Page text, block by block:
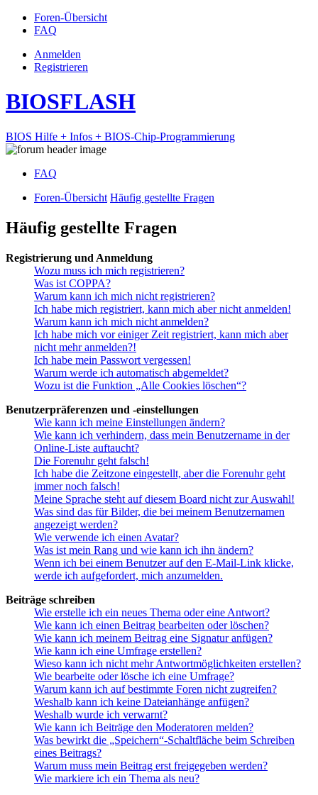
Foren-Übersicht
FAQ
Anmelden
Registrieren
BIOSFLASH
BIOS Hilfe + Infos + BIOS-Chip-Programmierung
FAQ
Foren-Übersicht Häufig gestellte Fragen
Häufig gestellte Fragen
Registrierung und Anmeldung
Wozu muss ich mich registrieren?
Was ist COPPA?
Warum kann ich mich nicht registrieren?
Ich habe mich registriert, kann mich aber nicht anmelden!
Warum kann ich mich nicht anmelden?
Ich habe mich vor einiger Zeit registriert, kann mich aber
nicht mehr anmelden?!
Ich habe mein Passwort vergessen!
Warum werde ich automatisch abgemeldet?
Wozu ist die Funktion „Alle Cookies löschen“?
Benutzerpräferenzen und -einstellungen
Wie kann ich meine Einstellungen ändern?
Wie kann ich verhindern, dass mein Benutzername in der
Online-Liste auftaucht?
Die Forenuhr geht falsch!
Ich habe die Zeitzone eingestellt, aber die Forenuhr geht
immer noch falsch!
Meine Sprache steht auf diesem Board nicht zur Auswahl!
Was sind das für Bilder, die bei meinem Benutzernamen
angezeigt werden?
Wie verwende ich einen Avatar?
Was ist mein Rang und wie kann ich ihn ändern?
Wenn ich bei einem Benutzer auf den E-Mail-Link klicke,
werde ich aufgefordert, mich anzumelden.
Beiträge schreiben
Wie erstelle ich ein neues Thema oder eine Antwort?
Wie kann ich einen Beitrag bearbeiten oder löschen?
Wie kann ich meinem Beitrag eine Signatur anfügen?
Wie kann ich eine Umfrage erstellen?
Wieso kann ich nicht mehr Antwortmöglichkeiten erstellen?
Wie bearbeite oder lösche ich eine Umfrage?
Warum kann ich auf bestimmte Foren nicht zugreifen?
Weshalb kann ich keine Dateianhänge anfügen?
Weshalb wurde ich verwarnt?
Wie kann ich Beiträge den Moderatoren melden?
Was bewirkt die „Speichern“-Schaltfläche beim Schreiben
eines Beitrags?
Warum muss mein Beitrag erst freigegeben werden?
Wie markiere ich ein Thema als neu?